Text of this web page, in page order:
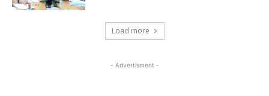
Load more
- Advertisment -